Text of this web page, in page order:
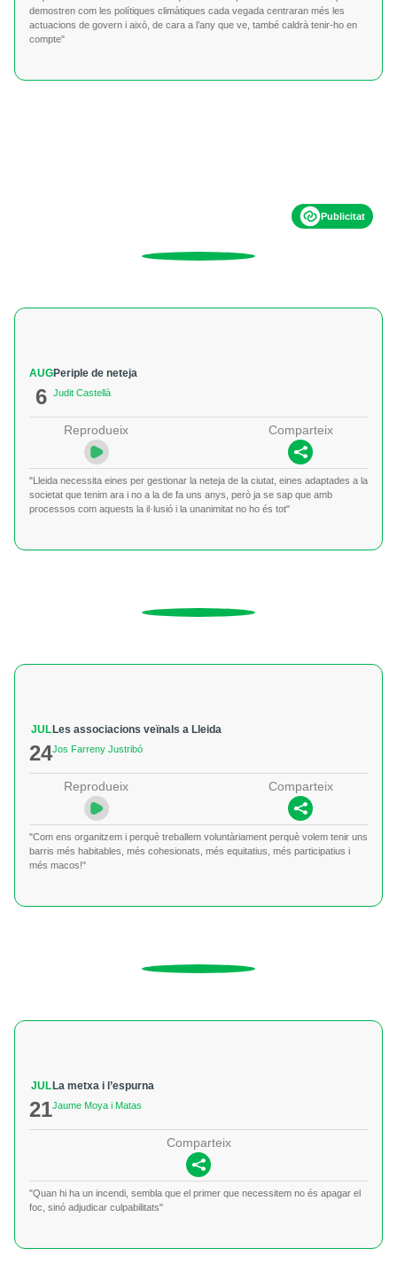
demostren com les polítiques climàtiques cada vegada centraran més les
actuacions de govern i això, de cara a l’any que ve, també caldrà tenir-ho en
compte"
Publicitat
AUG
6
Periple de neteja
Judit Castellà
Reprodueix Comparteix
"Lleida necessita eines per gestionar la neteja de la ciutat, eines adaptades a la
societat que tenim ara i no a la de fa uns anys, però ja se sap que amb
processos com aquests la il·lusió i la unanimitat no ho és tot"
JUL
24
Les associacions veïnals a Lleida
Jos Farreny Justribó
Reprodueix Comparteix
"Com ens organitzem i perquè treballem voluntàriament perquè volem tenir uns
barris més habitables, més cohesionats, més equitatius, més participatius i
més macos!"
JUL
21
La metxa i l’espurna
Jaume Moya i Matas
Comparteix
"Quan hi ha un incendi, sembla que el primer que necessitem no és apagar el
foc, sinó adjudicar culpabilitats"